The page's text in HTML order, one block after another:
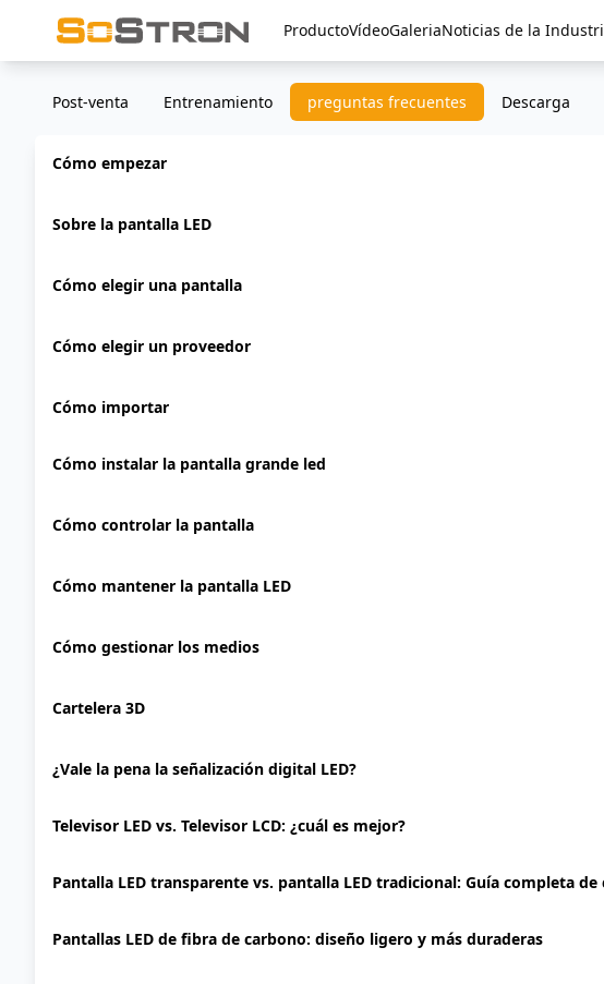
ProductoVídeoGaleriaNoticias de la
Post-venta Entrenamiento preguntas frecuentes Descarga
Cómo empezar
Sobre la pantalla LED
Cómo elegir una pantalla
Cómo elegir un proveedor
Cómo importar
Cómo instalar la pantalla grande led
Cómo controlar la pantalla
Cómo mantener la pantalla LED
Cómo gestionar los medios
Cartelera 3D
¿Vale la pena la señalización digital LED?
Televisor LED vs. Televisor LCD: ¿cuál es mejor?
Pantalla LED transparente vs. pantalla LED tradicional: Guía completa
Pantallas LED de fibra de carbono: diseño ligero y más duraderas